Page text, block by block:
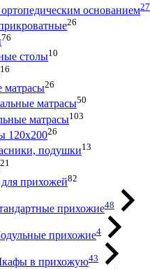
основанием27
26
76
столы10
16
матрасы26
матрасы50
матрасы103
120х20026
подушки13
21
прихожей82
прихожие48
прихожие4
в прихожую43